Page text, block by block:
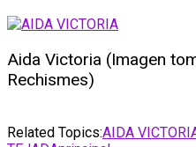
Aida Victoria (Imagen
Rechismes)
Related Topics:AIDA